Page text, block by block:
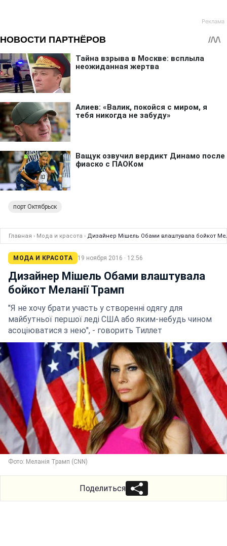
порт Октябрьск
Главная › Мода и красота › Дизайнер Мішель Обами влаштувала бойкот
МОДА И КРАСОТА 19 ноября 2016 · 12:56
Дизайнер Мішель Обами влаштувала
бойкот Меланії Трамп
"Я не хочу брати участь у створенні одягу для
майбутньої першої леді США або яким-небудь чином
асоціюватися з нею", - говорить Тиллет
Фото: Меланія Трамп (CNN)
Поделиться